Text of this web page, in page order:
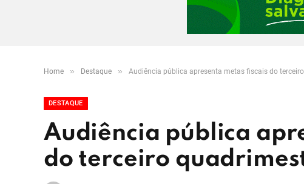
Home » Destaque » Audiência pública apresenta metas fiscais do
DESTAQUE
Audiência pública
do terceiro